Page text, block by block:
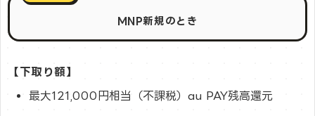
MNP新規のとき
【下取り額】
最大121,000円相当（不課税）au PAY残高還元